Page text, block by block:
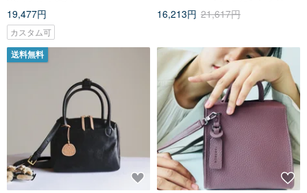
19,477円
カスタム可
16,213円 21,617円
送料無料